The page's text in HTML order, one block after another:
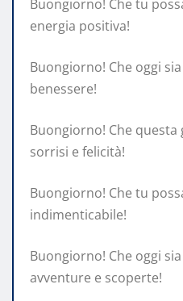
Buongiorno! Che tu
energia positiva!
Buongiorno! Che oggi
benessere!
Buongiorno! Che
sorrisi e felicità!
Buongiorno! Che tu
indimenticabile!
Buongiorno! Che oggi
avventure e scoperte!